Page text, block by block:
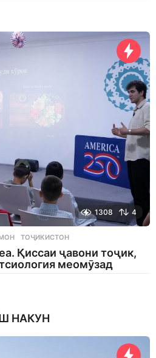
1308 4
,ТОҶИКИСТОН
Қиссаи ҷавони тоҷик,
меомӯзад
НАКУН